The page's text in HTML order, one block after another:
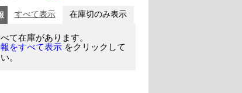
すべて表示 在庫切のみ表示
て在庫があります。
をすべて表示 をクリックして
。